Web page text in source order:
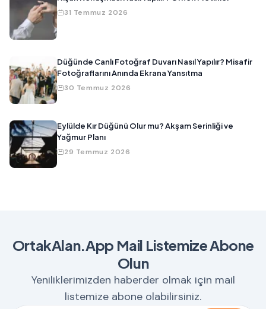
31 Temmuz 2026
Düğünde Canlı Fotoğraf Duvarı Nasıl Yapılır? Misafir
Fotoğraflarını Anında Ekrana Yansıtma
30 Temmuz 2026
Eylülde Kır Düğünü Olur mu? Akşam Serinliği ve
Yağmur Planı
29 Temmuz 2026
OrtakAlan.App Mail Listemize Abone
Olun
Yeniliklerimizden haberder olmak için mail
listemize abone olabilirsiniz.